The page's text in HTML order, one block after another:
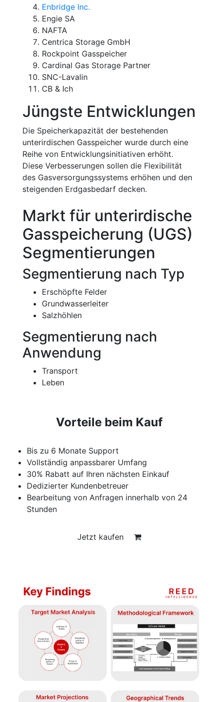
Enbridge Inc.
Engie SA
NAFTA
Centrica Storage GmbH
Rockpoint Gasspeicher
Cardinal Gas Storage Partner
SNC-Lavalin
CB & Ich
Jüngste Entwicklungen
Die Speicherkapazität der bestehenden
unterirdischen Gasspeicher wurde durch eine
Reihe von Entwicklungsinitiativen erhöht.
Diese Verbesserungen sollen die Flexibilität
des Gasversorgungssystems erhöhen und den
steigenden Erdgasbedarf decken.
Markt für unterirdische
Gasspeicherung (UGS)
Segmentierungen
Segmentierung nach Typ
Erschöpfte Felder
Grundwasserleiter
Salzhöhlen
Segmentierung nach
Anwendung
Transport
Leben
Vorteile beim Kauf
Bis zu 6 Monate Support
Vollständig anpassbarer Umfang
30% Rabatt auf Ihren nächsten Einkauf
Dedizierter Kundenbetreuer
Bearbeitung von Anfragen innerhalb von 24
Stunden
Jetzt kaufen